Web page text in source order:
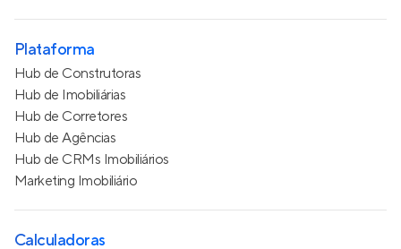
Plataforma
Hub de Construtoras
Hub de Imobiliárias
Hub de Corretores
Hub de Agências
Hub de CRMs Imobiliários
Marketing Imobiliário
Calculadoras